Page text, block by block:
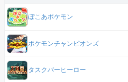
ぽこあポケモン
ポケモンチャンピオンズ
タスクバーヒーロー